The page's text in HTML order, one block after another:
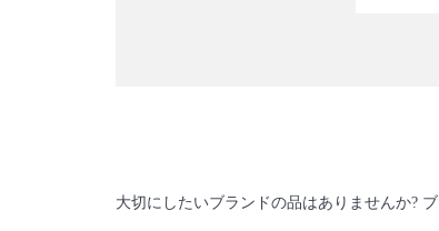
大切にしたいブランドの品はありませんか?